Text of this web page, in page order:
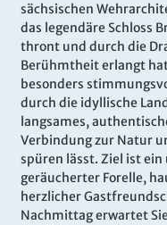
sächsischen
das legendäre Schloss
thront und durch die
Berühmtheit erlangt
besonders
durch die idyllische
langsames,
Verbindung zur Natur
spüren lässt. Ziel ist ein
geräucherter Forelle,
herzlicher
Nachmittag erwartet